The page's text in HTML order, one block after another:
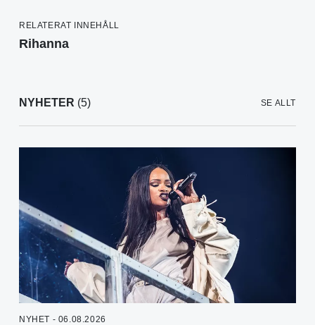
RELATERAT INNEHÅLL
Rihanna
NYHETER (5) SE ALLT
NYHET - 06.08.2026